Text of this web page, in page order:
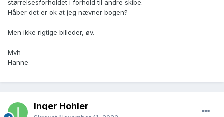
størrelsesforholdet i forhold til andre skibe.
Håber det er ok at jeg nævner bogen?
Men ikke rigtige billeder, øv.
Mvh
Hanne
Inger Hohler